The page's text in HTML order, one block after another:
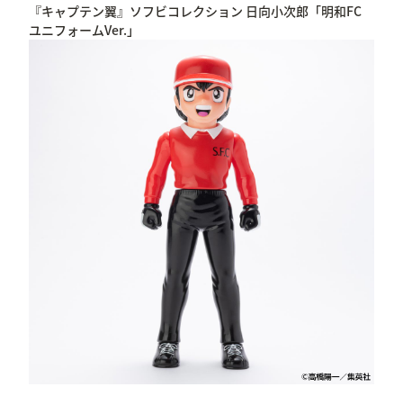
『キャプテン翼』ソフビコレクション 日向小次郎「明和FC
ユニフォームVer.」